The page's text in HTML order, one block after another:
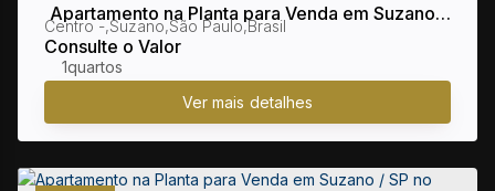
Apartamento na Planta para Venda em Suzano /
SP no bairro Centro
Consulte o Valor
Centro ,Suzano,São Paulo,Brasil
1